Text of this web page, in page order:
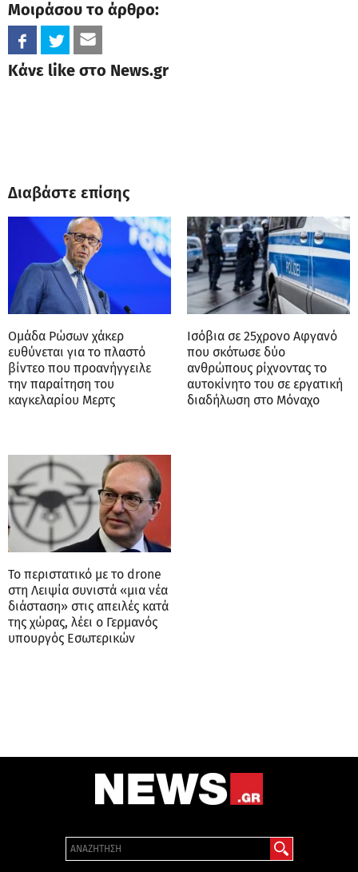
Μοιράσου το άρθρο:
Κάνε like στο News.gr
Διαβάστε επίσης
Ομάδα Ρώσων χάκερ
ευθύνεται για το πλαστό
βίντεο που προανήγγειλε
την παραίτηση του
καγκελαρίου Μερτς
Ισόβια σε 25χρονο Αφγανό
που σκότωσε δύο
ανθρώπους ρίχνοντας το
αυτοκίνητο του σε εργατική
διαδήλωση στο Μόναχο
Το περιστατικό με το drone
στη Λειψία συνιστά «μια νέα
διάσταση» στις απειλές κατά
της χώρας, λέει ο Γερμανός
υπουργός Εσωτερικών